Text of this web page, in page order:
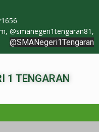
, @smanegeri1tengaran81,
@SMANegeri1Tengaran
1 TENGARAN